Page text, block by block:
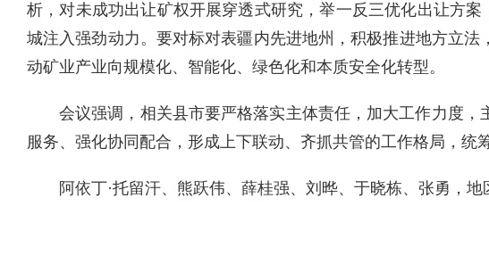
析，对未成功出让矿权开展穿透式研究，举一反三优化出让方
城注入强劲动力。要对标对表疆内先进地州，积极推进地方立
动矿业产业向规模化、智能化、绿色化和本质安全化转型。
会议强调，相关县市要严格落实主体责任，加大工作力度
服务、强化协同配合，形成上下联动、齐抓共管的工作格局，统
阿依丁·托留汗、熊跃伟、薛桂强、刘晔、于晓栋、张勇，